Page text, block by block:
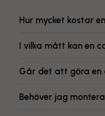
Hur mycket kostar
I vilka mått kan en
Går det att göra en
Behöver jag